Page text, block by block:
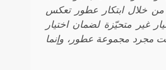
من خلال ابتكار عطور تعكس
عملية اختيار غير متحيّزة لضمان اختيار
مجرد مجموعة عطور، وإنما